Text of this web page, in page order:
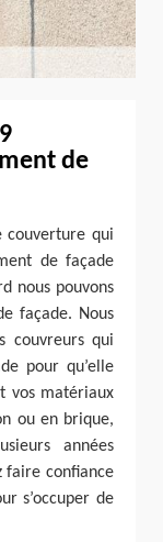
de
couverture qui
de façade
nous pouvons
façade. Nous
couvreurs qui
pour qu’elle
vos matériaux
ou en brique,
années
faire confiance
s’occuper de